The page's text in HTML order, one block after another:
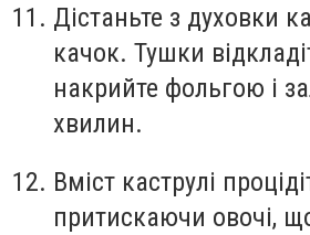
Дістаньте з духовки
качок. Тушки
накрийте фольгою і
хвилин.
Вміст каструлі
притискаючи овочі,